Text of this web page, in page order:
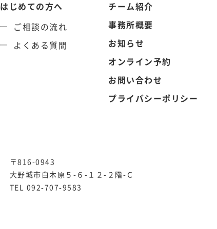
はじめての方へ
ご相談の流れ
よくある質問
チーム紹介
事務所概要
お知らせ
オンライン予約
お問い合わせ
プライバシーポリシー
〒816-0943
大野城市白木原５-６-１２-２階-Ｃ
TEL 092-707-9583